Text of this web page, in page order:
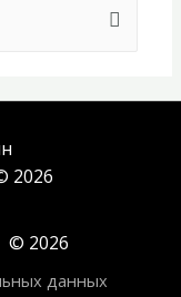
2026
© 2026
данных